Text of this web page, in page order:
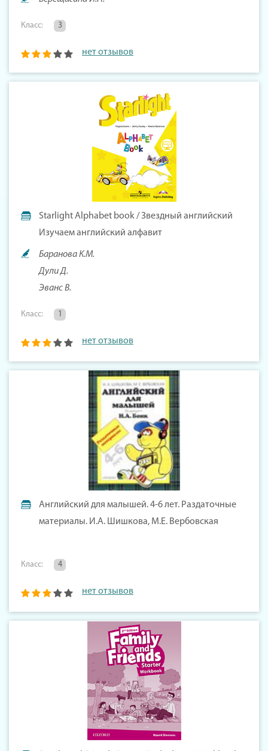
Класс: 3
нет отзывов
Starlight Alphabet book / Звездный английский
Изучаем английский алфавит
Баранова К.М.
Дули Д.
Эванс В.
Класс: 1
нет отзывов
Английский для малышей. 4-6 лет. Раздаточные
материалы. И.А. Шишкова, М.Е. Вербовская
Класс: 4
нет отзывов